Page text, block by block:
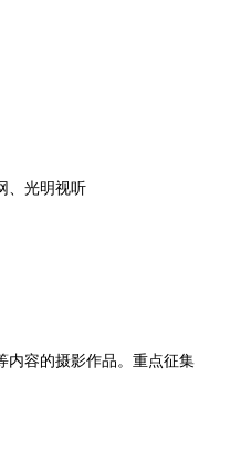
、光明视听
内容的摄影作品。重点征集